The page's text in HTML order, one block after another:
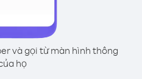
và gọi từ màn hình thông
họ